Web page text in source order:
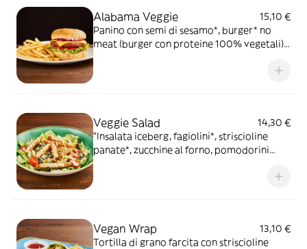
Alabama Veggie
15,10 €
Panino con semi di sesamo*, burger* no
meat (burger con proteine 100% vegetali),
Barbecue, maionese vegetale, pomodoro,
Veggie Salad
14,30 €
"Insalata iceberg, fagiolini*, striscioline
panate*, zucchine al forno, pomodorini
Vegan Wrap
13,10 €
Tortilla di grano farcita con striscioline